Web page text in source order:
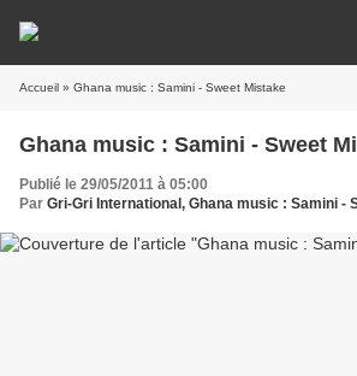
Accueil » Ghana music : Samini - Sweet Mistake
Ghana music : Samini - Sweet
Publié le 29/05/2011 à 05:00
Par Gri-Gri International, Ghana music : Samini - Sweet